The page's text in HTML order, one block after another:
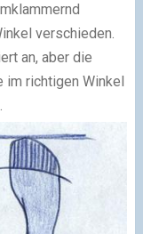
verschieden.
an, aber die
richtigen Winkel